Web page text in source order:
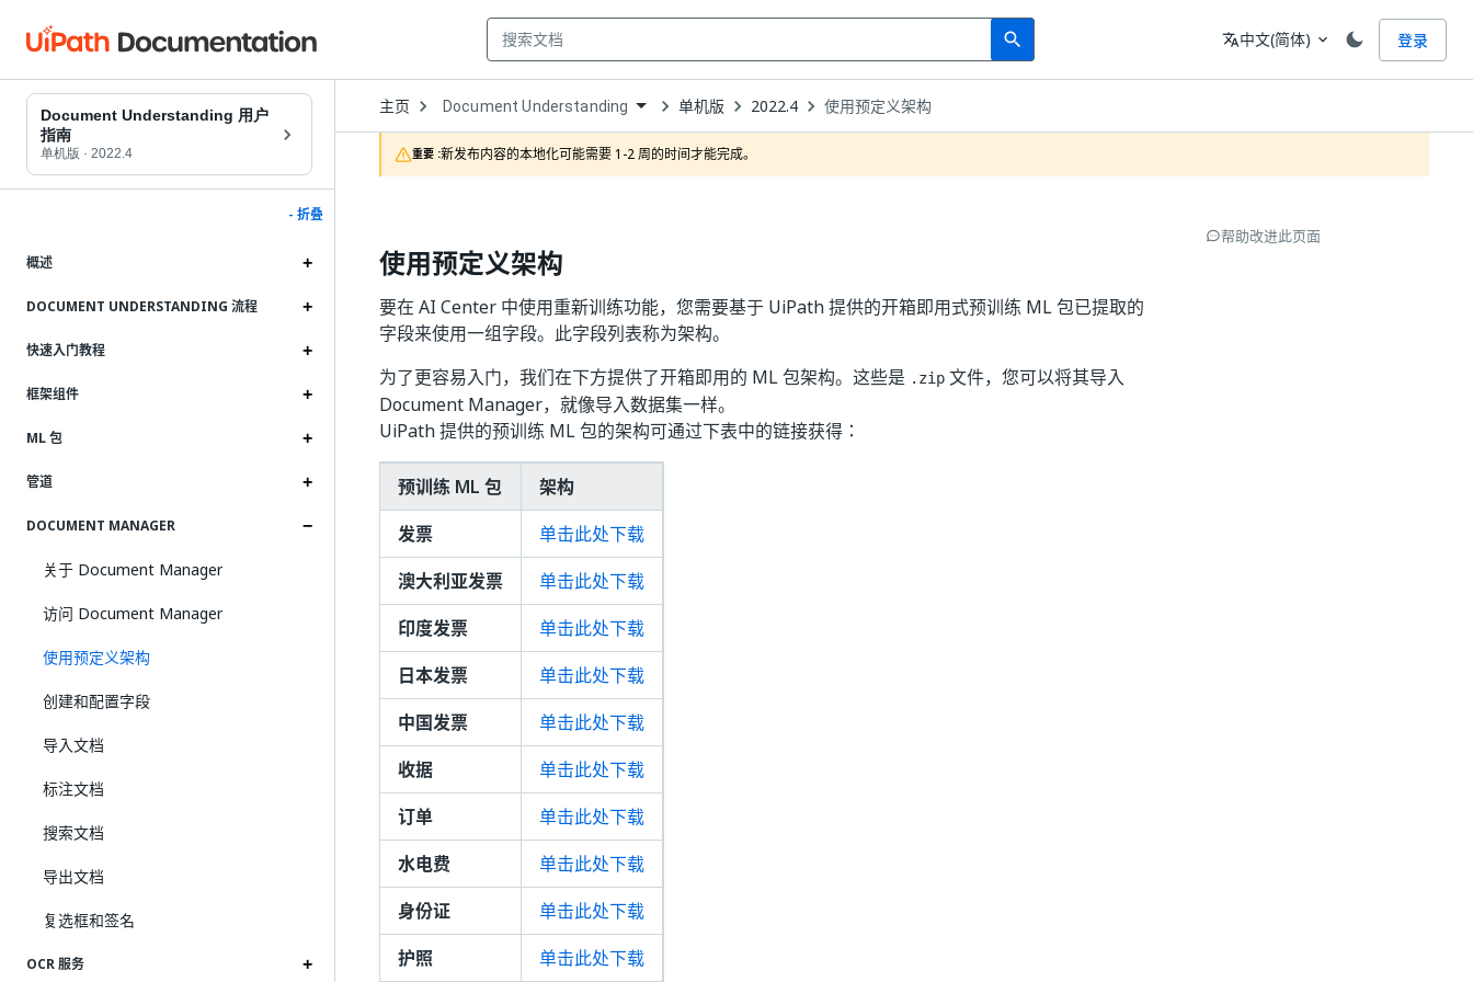
search
Search 语言
translate中文(简体) expand_more 登录
Document Understanding 用户
指南
单机版 · 2022.4
- 折叠
概述
DOCUMENT UNDERSTANDING 流程
快速入门教程
框架组件
ML 包
管道
DOCUMENT MANAGER
关于 Document Manager
访问 Document Manager
使用预定义架构
创建和配置字段
导入文档
标注文档
搜索文档
导出文档
复选框和签名
OCR 服务
主页 Open
Dropdown
to
choose
product
Document Understanding 单机版 2022.4 使用预定义架构
重要 :新发布内容的本地化可能需要 1-2 周的时间才能完成。
使用预定义架构
要在 AI Center 中使用重新训练功能，您需要基于 UiPath 提供的开箱即用式预训练 ML 包已提取的
字段来使用一组字段。此字段列表称为架构。
为了更容易入门，我们在下方提供了开箱即用的 ML 包架构。这些是 .zip 文件，您可以将其导入
Document Manager，就像导入数据集一样。
UiPath 提供的预训练 ML 包的架构可通过下表中的链接获得：
预训练 ML 包
架构
发票
单击此处下载
澳大利亚发票
单击此处下载
印度发票
单击此处下载
日本发票
单击此处下载
中国发票
单击此处下载
收据
单击此处下载
订单
单击此处下载
水电费
单击此处下载
身份证
单击此处下载
护照
单击此处下载
帮助改进此页面